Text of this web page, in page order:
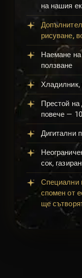
на нашия
рисуване,
Наемане
ползване
Хладилник,
Престой на
повече —
Дигитални
сок,
Специални
спомен от
ще